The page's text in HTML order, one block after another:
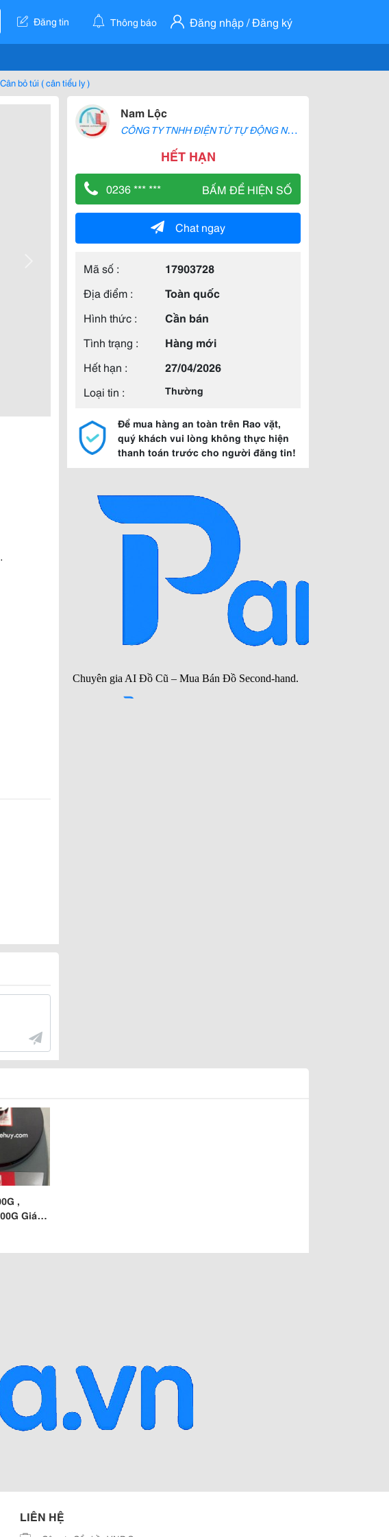
Đăng tin Thông báo Đăng nhập / Đăng ký
Cân bỏ túi ( cân tiểu ly )
Nam Lộc
C
ÔNG TY TNHH ĐIỆN TỬ TỰ ĐỘNG NAM LỘC
HẾT HẠN
0236 *** *** BẤM ĐỂ HIỆN SỐ
Chat ngay
Mã số :
17903728
Địa điểm :
Toàn quốc
Hình thức :
Cần bán
Tình trạng :
Hàng mới
Hết hạn :
27/04/2026
Loại tin :
Thường
Để mua hàng an toàn trên Rao vặt,
quý khách vui lòng không thực hiện
thanh toán trước cho người đăng tin!
,
Giá
LIÊN HỆ